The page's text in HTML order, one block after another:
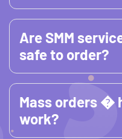
Are SMM
safe to order?
Mass orders �
work?